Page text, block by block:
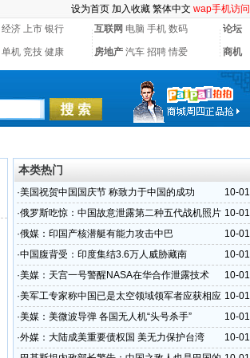
设为首页 加入收藏 繁体中文 wap手机访问
经济 上市 银行 互联网 电脑 手机 数码 论坛
单机 竞技 健康 房地产 汽车 招聘 情爱 商机
本类热门
10-01
·美国祝贺中国国庆节 称致力于中国的成功
10-01
·俄罗斯吃惊：中国故意泄露第二种五代战机照片
10-01
·俄媒：印国产核潜艇有能力攻击中巴
10-01
·中国腹背受：印度集结3.6万人威胁藏南
10-01
·美媒：天宫一号警醒NASA在华合作泄露技术
10-01
·美军工专家称中国已是太空领域领军者应获相应
待遇
10-01
·美媒：美微波导弹 各国无人机“头号杀手”
10-01
·外媒：大陆成美重要债权国 美无力保护台湾